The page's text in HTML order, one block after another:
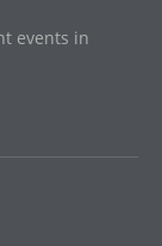
events in